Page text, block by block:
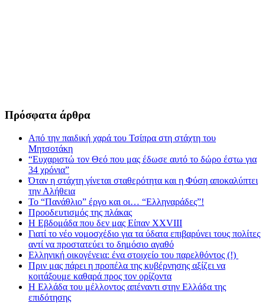
Πρόσφατα άρθρα
Από την παιδική χαρά του Τσίπρα στη στάχτη του
Μητσοτάκη
“Ευχαριστώ τον Θεό που μας έδωσε αυτό το δώρο έστω για
34 χρόνια”
Όταν η στάχτη γίνεται σταθερότητα και η Φύση αποκαλύπτει
την Αλήθεια
Το “Πανάθλιο” έργο και οι… “Ελληναράδες”!
Προοδευτισμός της πλάκας
Η Εβδομάδα που δεν μας Είπαν XXVIII
Γιατί το νέο νομοσχέδιο για τα ύδατα επιβαρύνει τους πολίτες
αντί να προστατεύει το δημόσιο αγαθό
Ελληνική οικογένεια: ένα στοιχείο του παρελθόντος (!)
Πριν μας πάρει η προπέλα της κυβέρνησης αξίζει να
κοιτάξουμε καθαρά προς τον ορίζοντα
Η Ελλάδα του μέλλοντος απέναντι στην Ελλάδα της
επιδότησης